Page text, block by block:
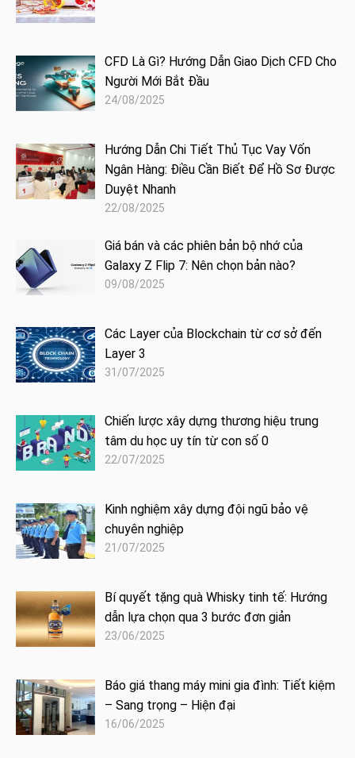
CFD Là Gì? Hướng Dẫn Giao Dịch CFD Cho
Người Mới Bắt Đầu
24/08/2025
Hướng Dẫn Chi Tiết Thủ Tục Vay Vốn
Ngân Hàng: Điều Cần Biết Để Hồ Sơ Được
Duyệt Nhanh
22/08/2025
Giá bán và các phiên bản bộ nhớ của
Galaxy Z Flip 7: Nên chọn bản nào?
09/08/2025
Các Layer của Blockchain từ cơ sở đến
Layer 3
31/07/2025
Chiến lược xây dựng thương hiệu trung
tâm du học uy tín từ con số 0
22/07/2025
Kinh nghiệm xây dựng đội ngũ bảo vệ
chuyên nghiệp
21/07/2025
Bí quyết tặng quà Whisky tinh tế: Hướng
dẫn lựa chọn qua 3 bước đơn giản
23/06/2025
Báo giá thang máy mini gia đình: Tiết kiệm
– Sang trọng – Hiện đại
16/06/2025